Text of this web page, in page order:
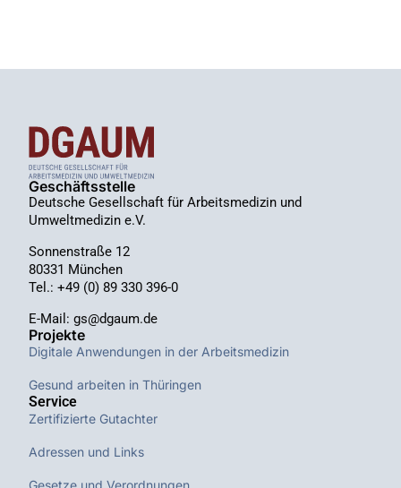
Geschäftsstelle
Deutsche Gesellschaft für Arbeitsmedizin und
Umweltmedizin e.V.
Sonnenstraße 12
80331 München
Tel.: +49 (0) 89 330 396-0
E-Mail: gs@dgaum.de
Projekte
Digitale Anwendungen in der Arbeitsmedizin
Gesund arbeiten in Thüringen
Service
Zertifizierte Gutachter
Adressen und Links